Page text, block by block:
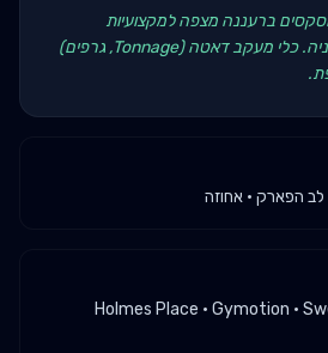
ברעננה מצפה למקצועיות
בסטנדרט ארה"ב/בריטניה. כלי מעקב דאטה (Tonnage, גרפים)
לב הפארק · אחוזה
Holmes Place · Gymotion ·